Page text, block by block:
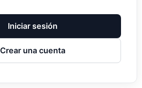
Iniciar sesión
Crear una cuenta